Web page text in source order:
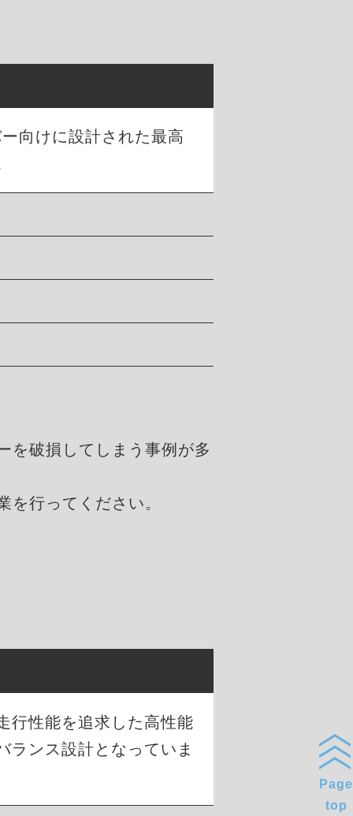
向けに設計された最高
を破損してしまう事例が多
行ってください。
行性能を追求した高性能
ランス設計となっていま
Page
top